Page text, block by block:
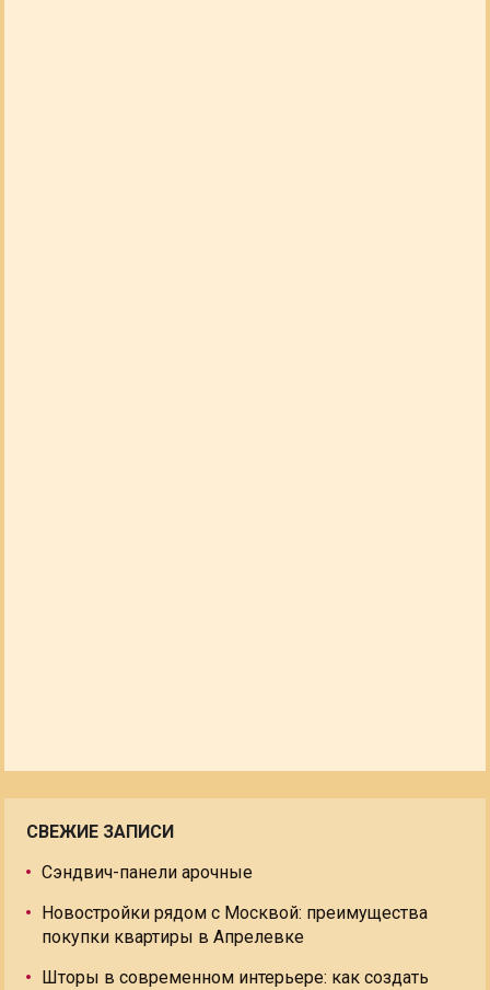
СВЕЖИЕ ЗАПИСИ
Сэндвич-панели арочные
Новостройки рядом с Москвой: преимущества
покупки квартиры в Апрелевке
Шторы в современном интерьере: как создать